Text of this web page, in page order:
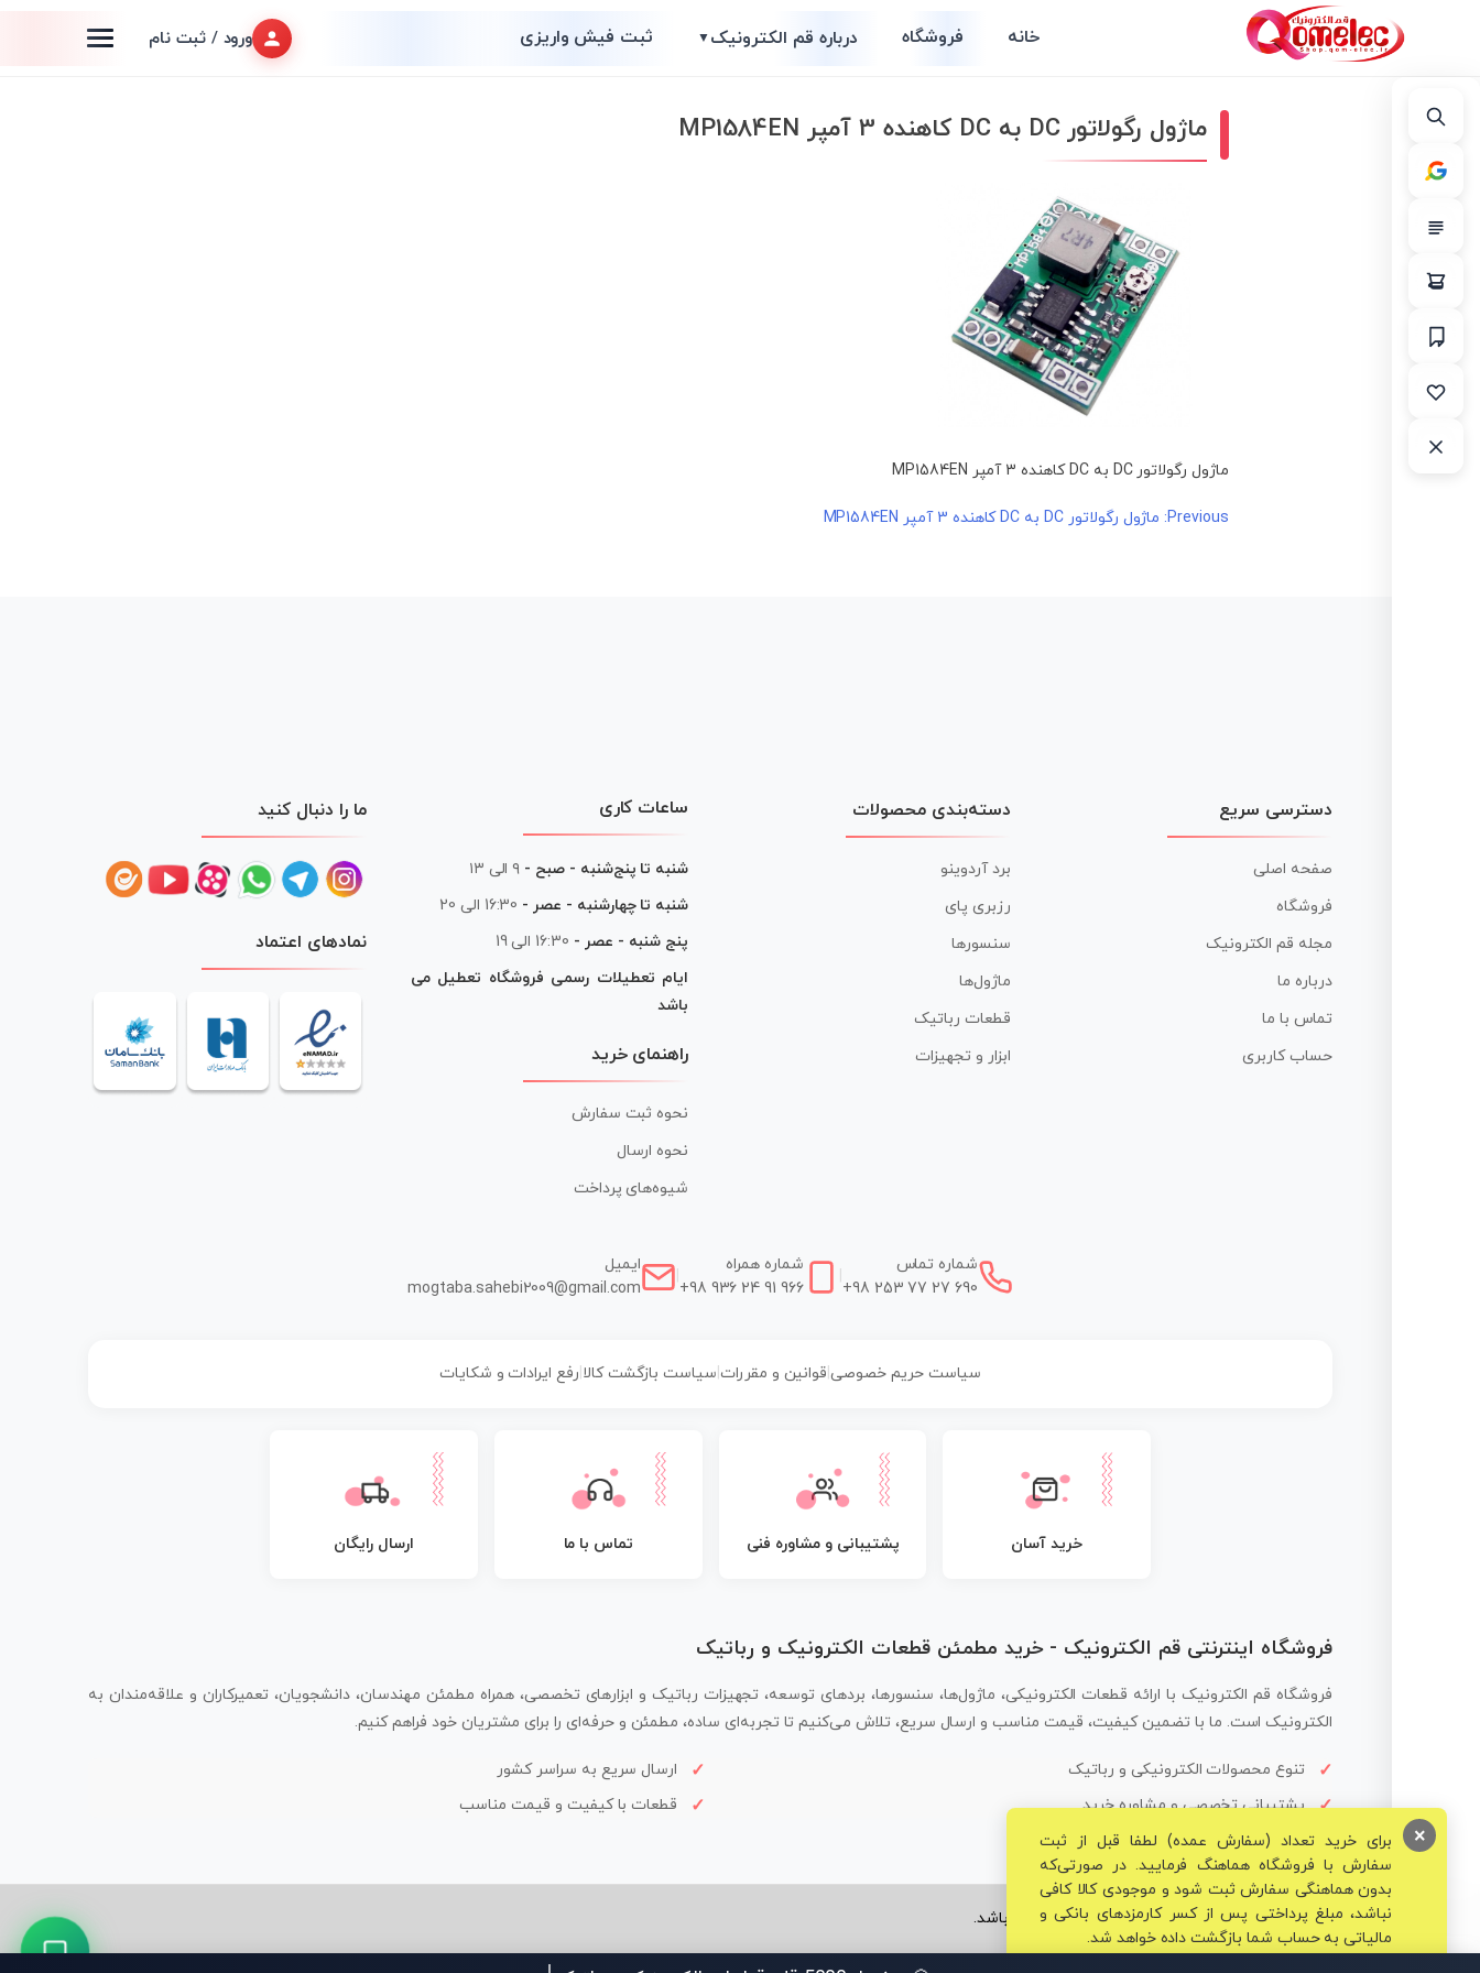
خانه فروشگاه درباره قم الکترونیک▼ ثبت فیش واریزی ورود / ثبت نام
ماژول رگولاتور DC به DC کاهنده 3 آمپر MP1584EN
ماژول رگولاتور DC به DC کاهنده 3 آمپر MP1584EN
راهبری
Previous: ماژول رگولاتور DC به DC کاهنده 3 آمپر MP1584EN
دسترسی سریع
صفحه اصلی
فروشگاه
مجله قم الکترونیک
درباره ما
تماس با ما
حساب کاربری
دسته‌بندی محصولات
برد آردوینو
رزبری پای
سنسورها
ماژول‌ها
قطعات رباتیک
ابزار و تجهیزات
ساعات کاری
شنبه تا پنج‌شنبه - صبح - ۹ الی ۱۳
شنبه تا چهارشنبه - عصر - 16:30 الی 20
پنج شنبه - عصر - 16:30 الی 19
ایام تعطیلات رسمی فروشگاه تعطیل می
باشد
راهنمای خرید
نحوه ثبت سفارش
نحوه ارسال
شیوه‌های پرداخت
ما را دنبال کنید
نمادهای اعتماد
شماره تماس
+98 253 77 27 690
شماره همراه
+98 936 24 91 966
ایمیل
mogtaba.sahebi2009@gmail.com
سیاست حریم خصوصی| قوانین و مقررات سیاست بازگشت کالا رفع ایرادات و شکایات
خرید آسان پشتیبانی و مشاوره فنی تماس با ما ارسال رایگان
فروشگاه اینترنتی قم الکترونیک - خرید مطمئن قطعات الکترونیک و رباتیک
فروشگاه قم الکترونیک با ارائه قطعات الکترونیکی، ماژول‌ها، سنسورها، بردهای توسعه، تجهیزات رباتیک و ابزارهای تخصصی، همراه مطمئن مهندسان، دانشجویان، تعمیرکاران و علاقه‌مندان به
الکترونیک است. ما با تضمین کیفیت، قیمت مناسب و ارسال سریع، تلاش می‌کنیم تا تجربه‌ای ساده، مطمئن و حرفه‌ای را برای مشتریان خود فراهم کنیم.
تنوع محصولات الکترونیکی و رباتیک
ارسال سریع به سراسر کشور
پشتیبانی تخصصی و مشاوره خرید
قطعات با کیفیت و قیمت مناسب
© تمامی حقوق برای فروشگاه تخصصی قم الکترونیک محفوظ می‌باشد.
برای خرید تعداد (سفارش عمده) لطفا قبل از ثبت
سفارش با فروشگاه هماهنگ فرمایید. در صورتی‌که
بدون هماهنگی سفارش ثبت شود و موجودی کالا کافی
نباشد، مبلغ پرداختی پس از کسر کارمزدهای بانکی و
مالیاتی به حساب شما بازگشت داده خواهد شد.
×